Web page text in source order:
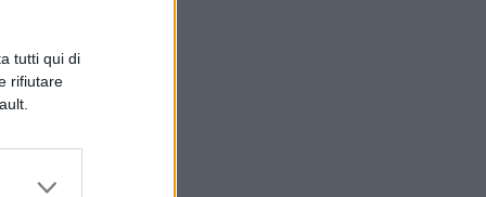
tutti qui di
rifiutare